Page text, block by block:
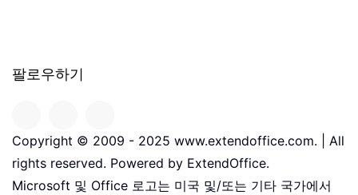
팔로우하기
Copyright © 2009 - 2025 www.extendoffice.com. | All
rights reserved. Powered by ExtendOffice.
Microsoft 및 Office 로고는 미국 및/또는 기타 국가에서